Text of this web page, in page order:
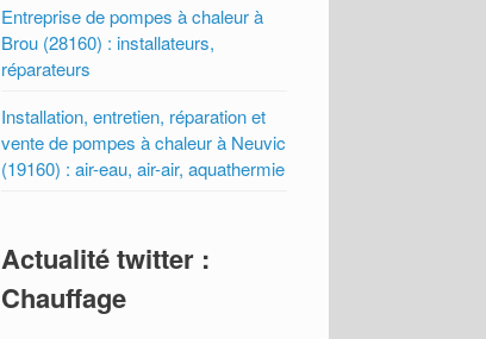
Entreprise de pompes à chaleur à
Brou (28160) : installateurs,
réparateurs
Installation, entretien, réparation et
vente de pompes à chaleur à Neuvic
(19160) : air-eau, air-air, aquathermie
Actualité twitter :
Chauffage